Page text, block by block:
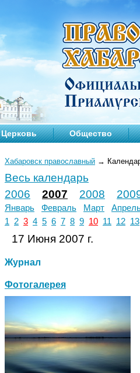
Церковь Общество
Хабаровск православный →
Весь календарь
2006
2007 2008
Январь Февраль Март
1
2 3 4 5 6 7 8 9 10 11 12 13
17 Июня 2007 г.
Журнал
Фотогалерея